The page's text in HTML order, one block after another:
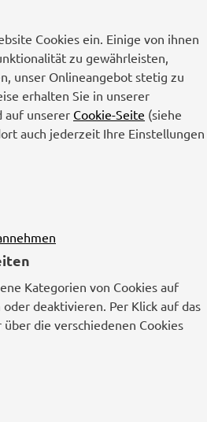
Cookies ein. Einige von ihnen
zu gewährleisten,
unser Onlineangebot stetig zu
erhalten Sie in unserer
auf unserer Cookie-Seite (siehe
auch jederzeit Ihre Einstellungen
Kategorien von Cookies auf
deaktivieren. Per Klick auf das
die verschiedenen Cookies